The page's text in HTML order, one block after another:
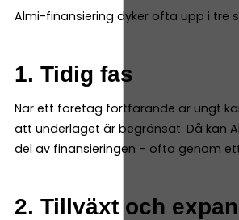
Almi-finansiering dyker ofta upp i tre
1. Tidig fas
När ett företag fortfarande är ungt
att underlaget är begränsat. Då kan
del av finansieringen – ofta genom
2. Tillväxt och